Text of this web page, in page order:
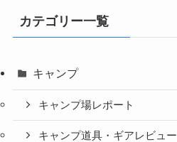
カテゴリー一覧
キャンプ
キャンプ場レポート
キャンプ道具・ギアレビュー